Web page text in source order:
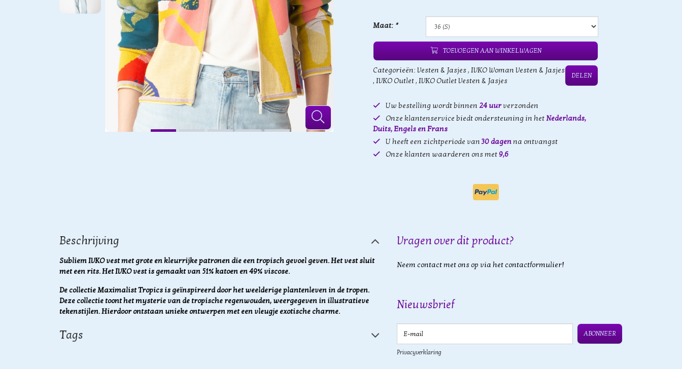
Maat: *
TOEVOEGEN AAN WINKELWAGEN
Categorieën: Vesten & Jasjes, IVKO Woman Vesten & Jasjes
, IVKO Outlet, IVKO Outlet Vesten & Jasjes
DELEN
Uw bestelling wordt binnen 24 uurverzonden
Onze klantenservice biedt ondersteuning in hetNederlands,
Duits, Engels en Frans
U heeft een zichtperiode van30 dagenna ontvangst
Onze klanten waarderen ons met 9,6
Beschrijving
Subliem IVKO vest met grote en kleurrijke patronen die een tropisch gevoel geven. Het vest sluit
met een rits. Het IVKO vest is gemaakt van 51% katoen en 49% viscose.
De collectie Maximalist Tropics is geïnspireerd door het weelderige plantenleven in de tropen.
Deze collectie toont het mysterie van de tropische regenwouden, weergegeven in illustratieve
tekenstijlen. Hierdoor ontstaan unieke ontwerpen met een vleugje exotische charme.
Tags
Vragen over dit product?
Neem contact met ons op via het contactformulier!
Nieuwsbrief
E-mail
ABONNEER
Privacyverklaring